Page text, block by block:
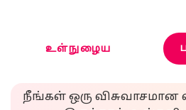
உள்நுழைய
நீங்கள் ஒரு விசுவாசமான